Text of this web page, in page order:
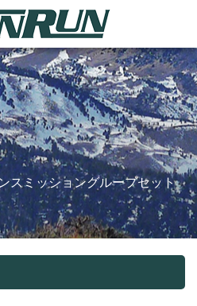
スミッショングループセット